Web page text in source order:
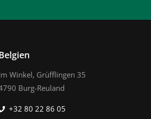
Winkel, Grüfflingen 35
Burg-Reuland
+32 80 22 86 05